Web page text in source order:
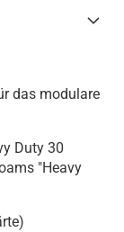
das modulare
Duty 30
"Heavy